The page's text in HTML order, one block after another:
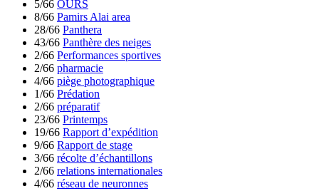
5/66 OURS
8/66 Pamirs Alai area
28/66 Panthera
43/66 Panthère des neiges
2/66 Performances sportives
2/66 pharmacie
4/66 piège photographique
1/66 Prédation
2/66 préparatif
23/66 Printemps
19/66 Rapport d’expédition
9/66 Rapport de stage
3/66 récolte d’échantillons
2/66 relations internationales
4/66 réseau de neuronnes